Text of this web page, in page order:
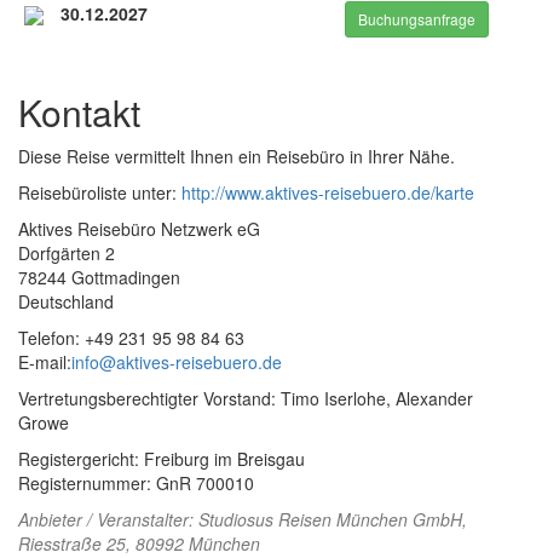
30.12.2027 Buchungsanfrage
Kontakt
Diese Reise vermittelt Ihnen ein Reisebüro in Ihrer Nähe.
Reisebüroliste unter: http://www.aktives-reisebuero.de/karte
Aktives Reisebüro Netzwerk eG
Dorfgärten 2
78244 Gottmadingen
Deutschland
Telefon: +49 231 95 98 84 63
E-mail:info@aktives-reisebuero.de
Vertretungsberechtigter Vorstand: Timo Iserlohe, Alexander
Growe
Registergericht: Freiburg im Breisgau
Registernummer: GnR 700010
Anbieter / Veranstalter: Studiosus Reisen München GmbH,
Riesstraße 25, 80992 München